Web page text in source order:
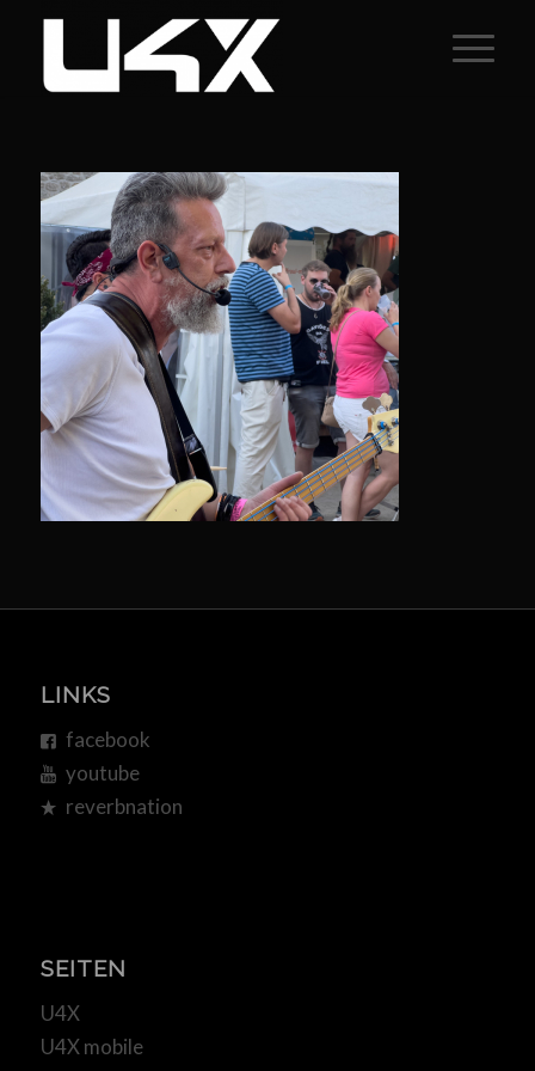
LINKS
facebook
youtube
reverbnation
SEITEN
U4X
U4X mobile